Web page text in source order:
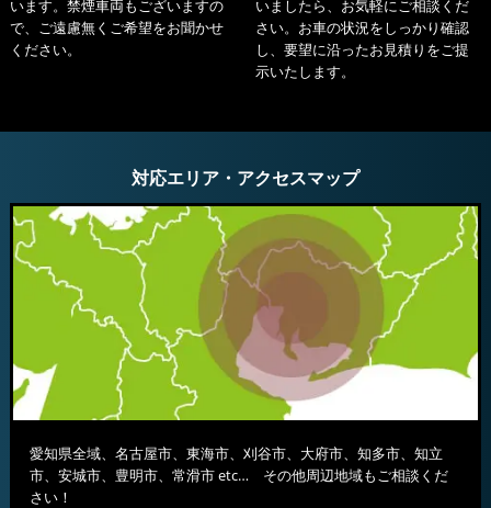
います。禁煙車両もございますの
で、ご遠慮無くご希望をお聞かせ
ください。
いましたら、お気軽にご相談くだ
さい。お車の状況をしっかり確認
し、要望に沿ったお見積りをご提
示いたします。
対応エリア・アクセスマップ
愛知県全域、名古屋市、東海市、刈谷市、大府市、知多市、知立
市、安城市、豊明市、常滑市 etc… その他周辺地域もご相談くだ
さい！